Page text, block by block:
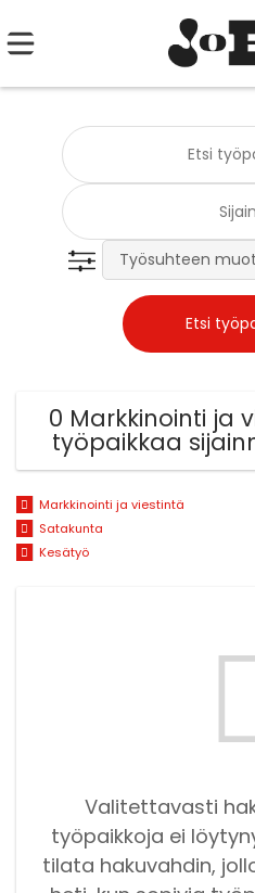
Työsuhteen
0 Markkinointi ja
työpaikkaa
Markkinointi ja viestintä
Satakunta
Kesätyö
Valitettavasti
työpaikkoja ei
tilata hakuvahdin,